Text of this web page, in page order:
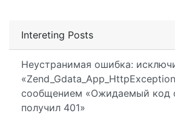
Intereting Posts
Неустранимая ошибка:
сообщением «Ожидаемый код
получил 401»